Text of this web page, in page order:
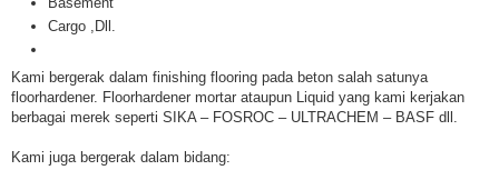
Cargo ,Dll.
Kami bergerak dalam finishing flooring pada beton salah satunya
floorhardener. Floorhardener mortar ataupun Liquid yang kami kerjakan
berbagai merek seperti SIKA – FOSROC – ULTRACHEM – BASF dll.
Kami juga bergerak dalam bidang: